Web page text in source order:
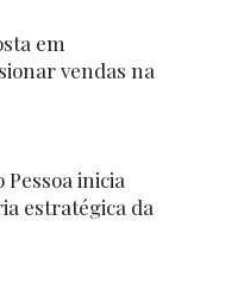
em
vendas na
Pessoa inicia
estratégica da